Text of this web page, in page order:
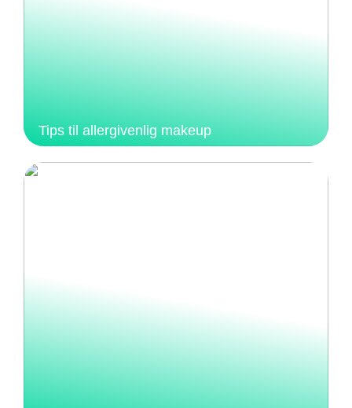
Tips til allergivenlig makeup